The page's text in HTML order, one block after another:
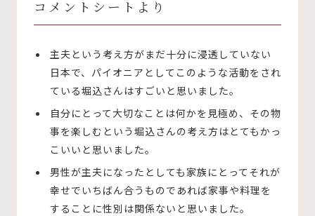
コメントシートより
主夫という考え方がまだ十分に浸透していない
日本で、パイオニアとしてこのような活動をされ
ている堀込さんはすごいと思いました。
自分にとって大切なことは何かを見極め、その物
事を楽しむという堀込さんの考え方はとてもかっ
こいいと思いました。
男性が主夫になったとしても家族にとってそれが
幸せでいちばん合うものであれば家事や料理を
することに性別は関係ないと思いました。